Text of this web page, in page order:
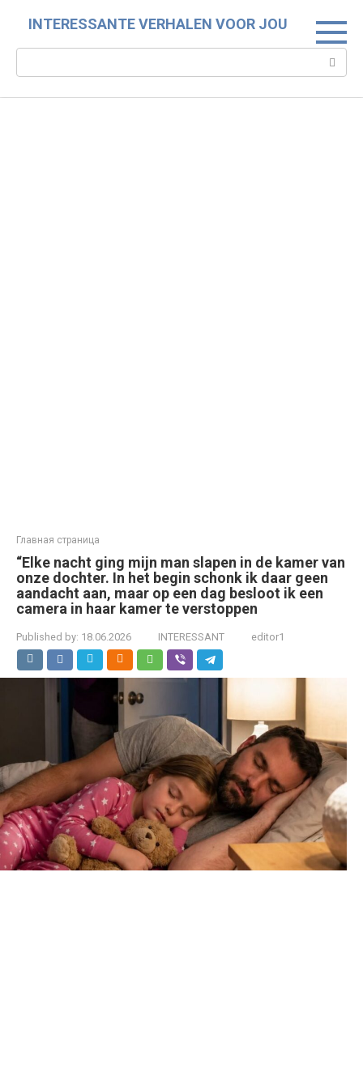
INTERESSANTE VERHALEN VOOR JOU
Главная страница
“Elke nacht ging mijn man slapen in de kamer van
onze dochter. In het begin schonk ik daar geen
aandacht aan, maar op een dag besloot ik een
camera in haar kamer te verstoppen
Published by: 18.06.2026 INTERESSANT editor1